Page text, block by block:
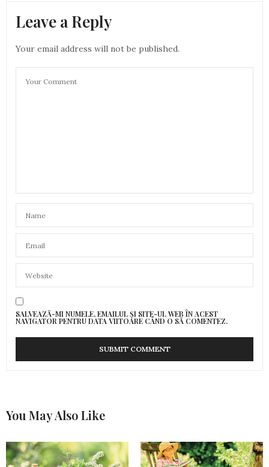
Leave a Reply
Your email address will not be published.
SALVEAZĂ-MI NUMELE, EMAILUL ȘI SITE-UL WEB ÎN ACEST
NAVIGATOR PENTRU DATA VIITOARE CÂND O SĂ COMENTEZ.
You May Also Like